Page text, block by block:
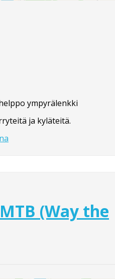
ympyrälenkki
ja kyläteitä.
(Way the